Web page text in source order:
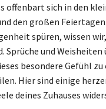
offenbart sich in den
den großen
spüren, wissen
Sprüche und Weisheiten
besondere Gefühl zu
Hier sind einige
deines Zuhauses